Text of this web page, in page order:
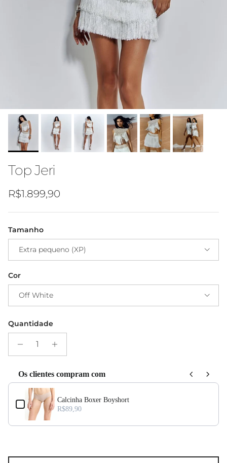
Top Jeri
Preço normal
R$1.899,90
Tamanho
Extra pequeno (XP)
Cor
Off White
Quantidade
Os clientes compram com
Use the Previous and Next buttons to navigate through product add-ons,
Calcinha Boxer Boyshort
R$89,90